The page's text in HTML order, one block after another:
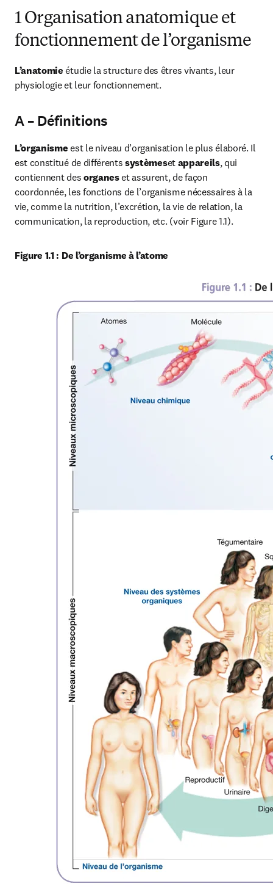
1 Organisation anatomique et
fonctionnement de l’organisme
L’anatomie étudie la structure des êtres vivants, leur
physiologie et leur fonctionnement.
A – Définitions
L’organisme est le niveau d’organisation le plus élaboré. Il
est constitué de différents systèmeset appareils, qui
contiennent des organes et assurent, de façon
coordonnée, les fonctions de l’organisme nécessaires à la
vie, comme la nutrition, l’excrétion, la vie de relation, la
communication, la reproduction, etc. (voir Figure 1.1).
Figure 1.1 : De l’organisme à l’atome